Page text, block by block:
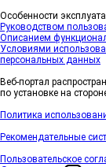
Особенности
Руководством
Описанием
Условиями
персональных данных
Веб-портал
по установке на
Политика
Рекомендательные
Пользовательское